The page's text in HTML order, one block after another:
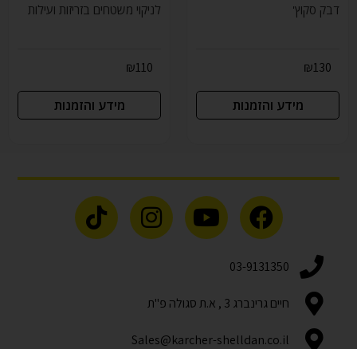
דבק סקוץ'
₪130
מידע והזמנות
לניקוי משטחים בזריזות ועילות
₪110
מידע והזמנות
03-9131350
חיים גרינברג 3 , א.ת סגולה פ"ת
Sales@karcher-shelldan.co.il